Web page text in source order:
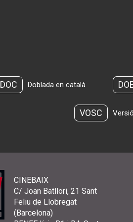
DOC Doblada en català
VOSC
CINEBAIX
C/ Joan Batllori, 21 Sant
Feliu de Llobregat
(Barcelona)